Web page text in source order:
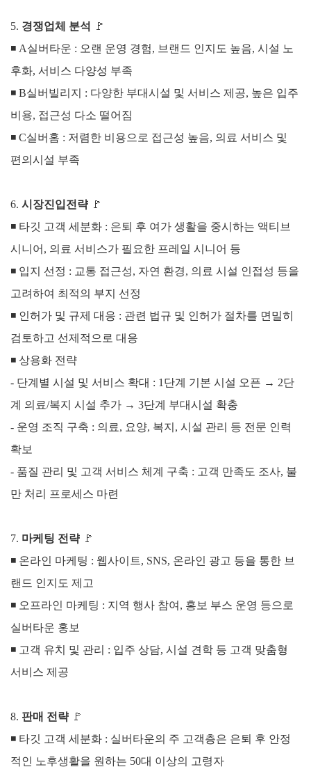
5. 경쟁업체 분석
🚩
◾ A실버타운 : 오랜 운영 경험, 브랜드 인지도 높음, 시설 노
후화, 서비스 다양성 부족
◾ B실버빌리지 : 다양한 부대시설 및 서비스 제공, 높은 입주
비용, 접근성 다소 떨어짐
◾ C실버홈 : 저렴한 비용으로 접근성 높음, 의료 서비스 및
편의시설 부족
6. 시장진입전략 🚩
◾ 타깃 고객 세분화 : 은퇴 후 여가 생활을 중시하는 액티브
시니어, 의료 서비스가 필요한 프레일 시니어 등
◾ 입지 선정 : 교통 접근성, 자연 환경, 의료 시설 인접성 등을
고려하여 최적의 부지 선정
◾ 인허가 및 규제 대응 : 관련 법규 및 인허가 절차를 면밀히
검토하고 선제적으로 대응
◾ 상용화 전략
- 단계별 시설 및 서비스 확대 : 1단계 기본 시설 오픈 → 2단
계 의료/복지 시설 추가 → 3단계 부대시설 확충
- 운영 조직 구축 : 의료, 요양, 복지, 시설 관리 등 전문 인력
확보
- 품질 관리 및 고객 서비스 체계 구축 : 고객 만족도 조사, 불
만 처리 프로세스 마련
7. 마케팅 전략 🚩
◾ 온라인 마케팅 : 웹사이트, SNS, 온라인 광고 등을 통한 브
랜드 인지도 제고
◾ 오프라인 마케팅 : 지역 행사 참여, 홍보 부스 운영 등으로
실버타운 홍보
◾ 고객 유치 및 관리 : 입주 상담, 시설 견학 등 고객 맞춤형
서비스 제공
8. 판매 전략 🚩
◾ 타깃 고객 세분화 : 실버타운의 주 고객층은 은퇴 후 안정
적인 노후생활을 원하는 50대 이상의 고령자